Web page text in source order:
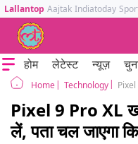
Lallantop Aajtak Indiatoday
होम लेटेस्ट न्यूज़
Home Technology
Pixel 9 Pro XL
लें, पता चल जाएगा